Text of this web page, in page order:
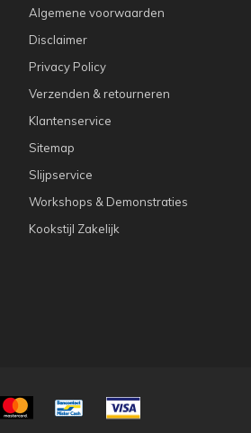
Algemene voorwaarden
Disclaimer
Privacy Policy
Verzenden & retourneren
Klantenservice
Sitemap
Slijpservice
Workshops & Demonstraties
Kookstijl Zakelijk